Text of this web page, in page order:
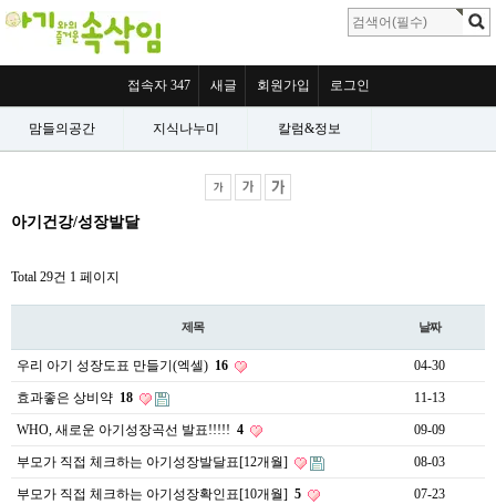
접속자 347 새글 회원가입 로그인
맘들의공간 지식나누미 칼럼&정보
아기건강/성장발달
Total 29건 1 페이지
제목 날짜
우리 아기 성장도표 만들기(엑셀) 16 04-30
효과좋은 상비약 18 11-13
WHO, 새로운 아기성장곡선 발표!!!!! 4 09-09
부모가 직접 체크하는 아기성장발달표[12개월] 08-03
부모가 직접 체크하는 아기성장확인표[10개월] 5 07-23